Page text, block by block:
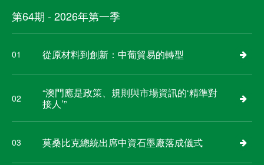
第64期 - 2026年第一季
01 從原材料到創新：中葡貿易的轉型
02
“澳門應是政策、規則與市場資訊的‘精準對
接人’”
03 莫桑比克總統出席中資石墨廠落成儀式